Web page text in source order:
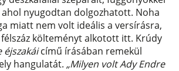
ahol nyugodtan dolgozhatott. Noha
miatt nem volt ideális a versírásra,
félszáz költeményt alkotott itt. Krúdy
éjszakáicímű írásában remekül
hangulatát.„Milyen volt Ady Endre